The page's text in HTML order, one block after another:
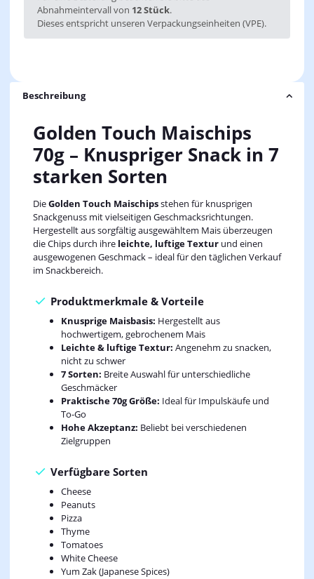
Abnahmeintervall von 12 Stück.
Dieses entspricht unseren Verpackungseinheiten (VPE).
Beschreibung
Golden Touch Maischips
70g – Knuspriger Snack in 7
starken Sorten
DieGolden Touch Maischipsstehen für knusprigen
Snackgenuss mit vielseitigen Geschmacksrichtungen.
Hergestellt aus sorgfältig ausgewähltem Mais überzeugen
die Chips durch ihre leichte, luftige Texturund einen
ausgewogenen Geschmack – ideal für den täglichen Verkauf
im Snackbereich.
Produktmerkmale & Vorteile
Knusprige Maisbasis: Hergestellt aus
hochwertigem, gebrochenem Mais
Leichte & luftige Textur: Angenehm zu snacken,
nicht zu schwer
7 Sorten: Breite Auswahl für unterschiedliche
Geschmäcker
Praktische 70g Größe: Ideal für Impulskäufe und
To-Go
Hohe Akzeptanz: Beliebt bei verschiedenen
Zielgruppen
Verfügbare Sorten
Cheese
Peanuts
Pizza
Thyme
Tomatoes
White Cheese
Yum Zak (Japanese Spices)